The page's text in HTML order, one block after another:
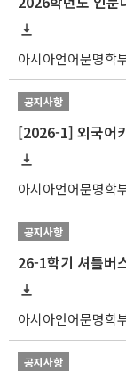
아시아언어문명학
공지사항
[2026-1] 외국어
아시아언어문명학
공지사항
26-1학기 셔틀버
아시아언어문명학
공지사항